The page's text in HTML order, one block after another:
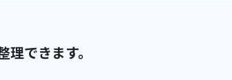
できます。